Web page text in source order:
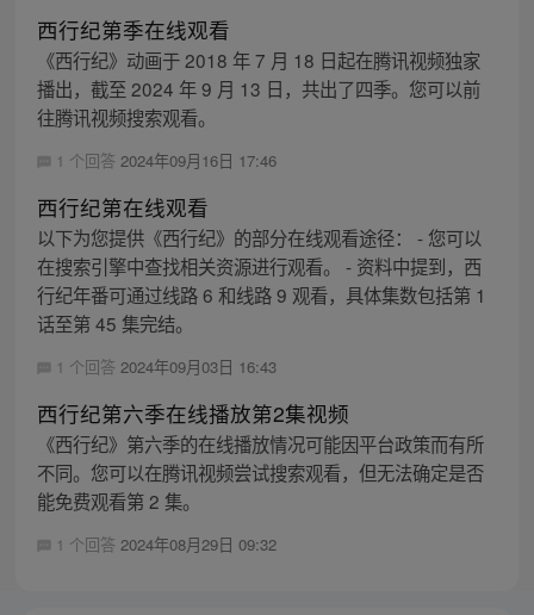
西行纪第季在线观看
《西行纪》动画于 2018 年 7 月 18 日起在腾讯视频独家
播出，截至 2024 年 9 月 13 日，共出了四季。您可以前
往腾讯视频搜索观看。
1 个回答 2024年09月16日 17:46
西行纪第在线观看
以下为您提供《西行纪》的部分在线观看途径： - 您可以
在搜索引擎中查找相关资源进行观看。 - 资料中提到，西
行纪年番可通过线路 6 和线路 9 观看，具体集数包括第 1
话至第 45 集完结。
1 个回答 2024年09月03日 16:43
西行纪第六季在线播放第2集视频
《西行纪》第六季的在线播放情况可能因平台政策而有所
不同。您可以在腾讯视频尝试搜索观看，但无法确定是否
能免费观看第 2 集。
1 个回答 2024年08月29日 09:32